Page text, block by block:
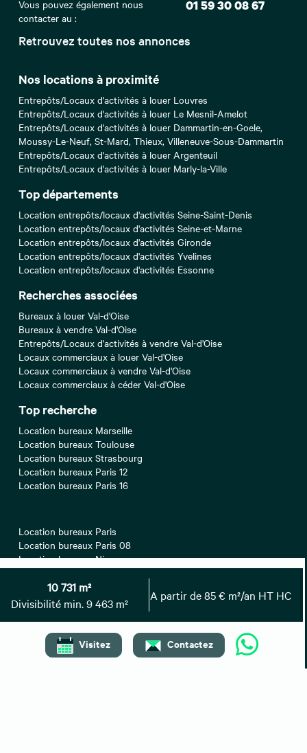
10 731 m²
Divisibilité min. 9 463 m²
A partir de 85 € m²/an HT HC
Visitez Contactez
Retrouvez toutes nos annonces
Nos locations à proximité
Entrepôts/Locaux d'activités à louer Louvres
Entrepôts/Locaux d'activités à louer Le Mesnil-Amelot
Entrepôts/Locaux d'activités à louer Dammartin-en-Goele,
Moussy-Le-Neuf, St-Mard, Thieux, Villeneuve-Sous-Dammartin
Entrepôts/Locaux d'activités à louer Argenteuil
Entrepôts/Locaux d'activités à louer Marly-la-Ville
Top départements
Location entrepôts/locaux d'activités Seine-Saint-Denis
Location entrepôts/locaux d'activités Seine-et-Marne
Location entrepôts/locaux d'activités Gironde
Location entrepôts/locaux d'activités Yvelines
Location entrepôts/locaux d'activités Essonne
Recherches associées
Bureaux à louer Val-d'Oise
Bureaux à vendre Val-d'Oise
Entrepôts/Locaux d'activités à vendre Val-d'Oise
Locaux commerciaux à louer Val-d'Oise
Locaux commerciaux à vendre Val-d'Oise
Locaux commerciaux à céder Val-d'Oise
Top recherche
Location bureaux Marseille
Location bureaux Toulouse
Location bureaux Strasbourg
Location bureaux Paris 12
Location bureaux Paris 16
Location bureaux Paris
Location bureaux Paris 08
Location bureaux Nice
Location bureaux Nantes
Location bureaux Bordeaux
Location bureaux Montpellier
Location bureaux Lille
Location bureaux Paris 17
Vous pouvez également nous
contacter au :
01 59 30 08 67